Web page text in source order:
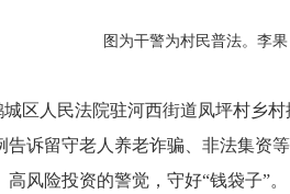
图为干警为村民普法。李
人民法院驻河西街道凤坪村乡村
告诉留守老人养老诈骗、非法集资
风险投资的警觉，守好“钱袋子”。